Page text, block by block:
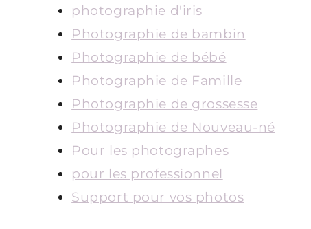
photographie d'iris
Photographie de bambin
Photographie de bébé
Photographie de Famille
Photographie de grossesse
Photographie de Nouveau-né
Pour les photographes
pour les professionnel
Support pour vos photos